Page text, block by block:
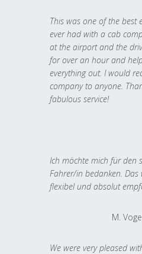
This was one of the best
ever had with a cab
at the airport and the
for over an hour and
everything out. I would
company to anyone.
fabulous service!
Ich möchte mich für den
Fahrer/in bedanken. Das
flexibel und absolut
M.
We were very pleased